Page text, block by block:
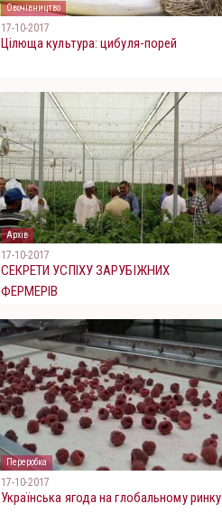
Овочівництво
17-10-2017
Цілюща культура: цибуля-порей
Архів
17-10-2017
СЕКРЕТИ УСПІХУ ЗАРУБІЖНИХ
ФЕРМЕРІВ
Переробка
17-10-2017
Українська ягода на глобальному ринку